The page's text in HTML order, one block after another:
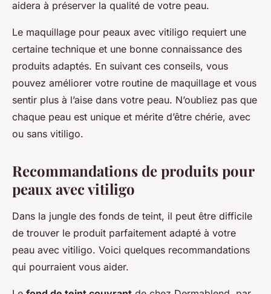
aidera à préserver la qualité de votre peau.
Le maquillage pour peaux avec vitiligo requiert une
certaine technique et une bonne connaissance des
produits adaptés. En suivant ces conseils, vous
pouvez améliorer votre routine de maquillage et vous
sentir plus à l’aise dans votre peau. N’oubliez pas que
chaque peau est unique et mérite d’être chérie, avec
ou sans vitiligo.
Recommandations de produits pour
peaux avec vitiligo
Dans la jungle des fonds de teint, il peut être difficile
de trouver le produit parfaitement adapté à votre
peau avec vitiligo. Voici quelques recommandations
qui pourraient vous aider.